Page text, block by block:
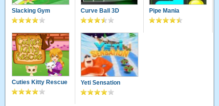
Slacking Gym Curve Ball 3D Pipe Mania
Cuties Kitty Rescue Yeti Sensation